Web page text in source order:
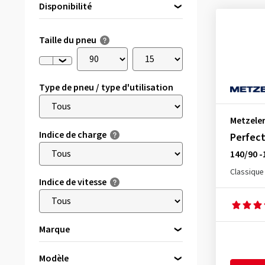
Disponibilité
Taille du pneu
Type de pneu / type d'utilisation
Indice de charge
Indice de vitesse
Marque
Modèle
Metzeler
Perfect
140/90 -
Classique